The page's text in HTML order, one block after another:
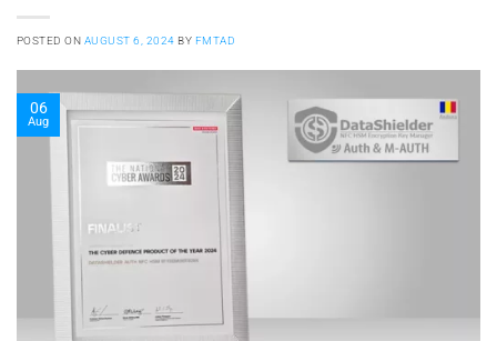
POSTED ON AUGUST 6, 2024 BY FMTAD
06
Aug